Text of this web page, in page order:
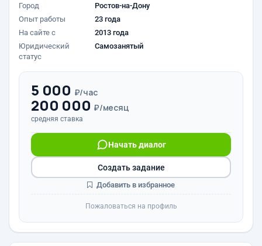
Город
Ростов-на-Дону
Опыт работы
23 года
На сайте с
2013 года
Юридический
статус
Самозанятый
5 000 ₽/час
200 000 ₽/месяц
средняя ставка
Начать диалог
Создать задание
Добавить в избранное
Пожаловаться на профиль